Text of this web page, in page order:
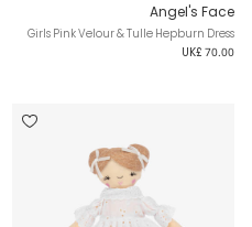
Angel's Face
Girls Pink Velour & Tulle Hepburn Dress
UK£ 70.00